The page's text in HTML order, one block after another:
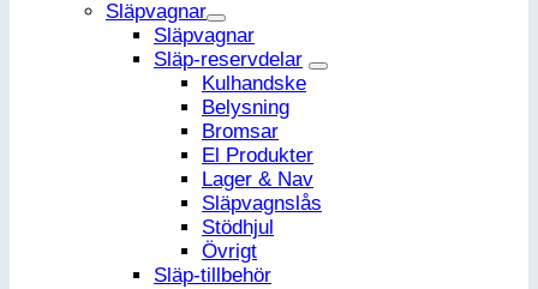
Släpvagnar
Släpvagnar
Släp-reservdelar
Kulhandske
Belysning
Bromsar
El Produkter
Lager & Nav
Släpvagnslås
Stödhjul
Övrigt
Släp-tillbehör